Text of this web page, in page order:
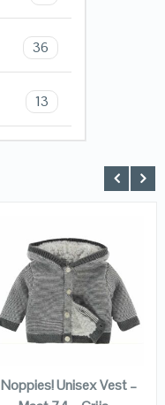
36
13
QUICK LOOK
VIEW DETAILS
KOPEN
Noppies! Unisex Vest –